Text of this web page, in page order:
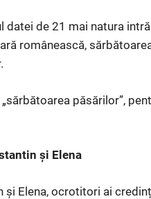
datei de 21 mai natura
românească,
păsărilor”,
și Elena
și Elena, ocrotitori ai